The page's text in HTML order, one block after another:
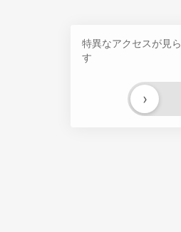
特異なアクセスが見
す
›